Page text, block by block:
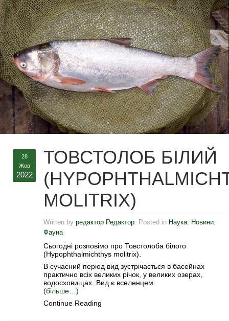
28
Жов
2022
ТОВСТОЛОБ БІЛИЙ
MOLITRIX)
Written by редактор Редактор . Posted in Наука Новини
Фауна
Сьогодні розповімо про Товстолоба білого
(Hypophthalmichthys molitrix).
В сучасний період вид зустрічається в басейнах
практично всіх великих річок, у великих озерах,
водосховищах. Вид є вселенцем.
(більше…)
Continue Reading